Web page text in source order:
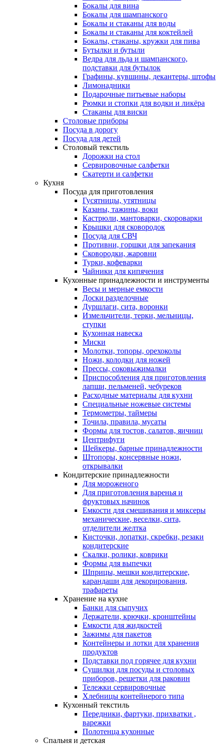
Бокалы для вина
Бокалы для шампанского
Бокалы и стаканы для воды
Бокалы и стаканы для коктейлей
Бокалы, стаканы, кружки для пива
Бутылки и бутыли
Ведра для льда и шампанского,
подставки для бутылок
Графины, кувшины, декантеры, штофы
Лимонадники
Подарочные питьевые наборы
Рюмки и стопки для водки и ликёра
Стаканы для виски
Столовые приборы
Посуда в дорогу
Посуда для детей
Столовый текстиль
Дорожки на стол
Сервировочные салфетки
Скатерти и салфетки
Кухня
Посуда для приготовления
Гусятницы, утятницы
Казаны, тажины, воки
Кастрюли, мантоварки, скороварки
Крышки для сковородок
Посуда для СВЧ
Противни, горшки для запекания
Сковородки, жаровни
Турки, кофеварки
Чайники для кипячения
Кухонные принадлежности и инструменты
Весы и мерные емкости
Доски разделочные
Дуршлаги, сита, воронки
Измельчители, терки, мельницы,
ступки
Кухонная навеска
Миски
Молотки, топоры, орехоколы
Ножи, колодки для ножей
Прессы, соковыжималки
Приспособления для приготовления
лапши, пельменей, чебуреков
Расходные материалы для кухни
Специальные ножевые системы
Термометры, таймеры
Точила, правила, мусаты
Формы для тостов, салатов, яичниц
Центрифуги
Шейкеры, барные принадлежности
Штопоры, консервные ножи,
открывалки
Кондитерские принадлежности
Для мороженого
Для приготовления варенья и
фруктовых начинок
Емкости для смешивания и миксеры
механические, веселки, сита,
отделители желтка
Кисточки, лопатки, скребки, резаки
кондитерские
Скалки, ролики, коврики
Формы для выпечки
Шприцы, мешки кондитерские,
карандаши для декорирования,
трафареты
Хранение на кухне
Банки для сыпучих
Держатели, крючки, кронштейны
Емкости для жидкостей
Зажимы для пакетов
Контейнеры и лотки для хранения
продуктов
Подставки под горячее для кухни
Сушилки для посуды и столовых
приборов, решетки для раковин
Тележки сервировочные
Хлебницы контейнерого типа
Кухонный текстиль
Передники, фартуки, прихватки ,
варежки
Полотенца кухонные
Спальня и детская